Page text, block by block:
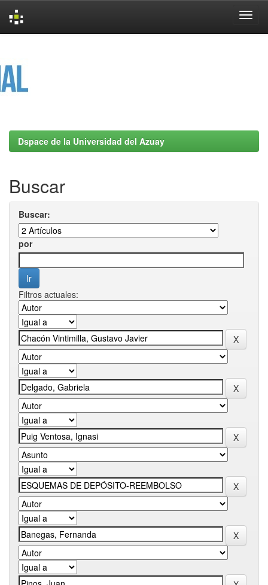
Dspace de la Universidad del Azuay
Buscar
Buscar:
por
Filtros actuales: